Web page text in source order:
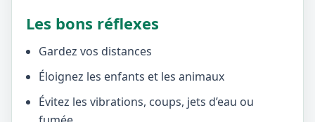
Les bons réflexes
Gardez vos distances
Éloignez les enfants et les animaux
Évitez les vibrations, coups, jets d’eau ou